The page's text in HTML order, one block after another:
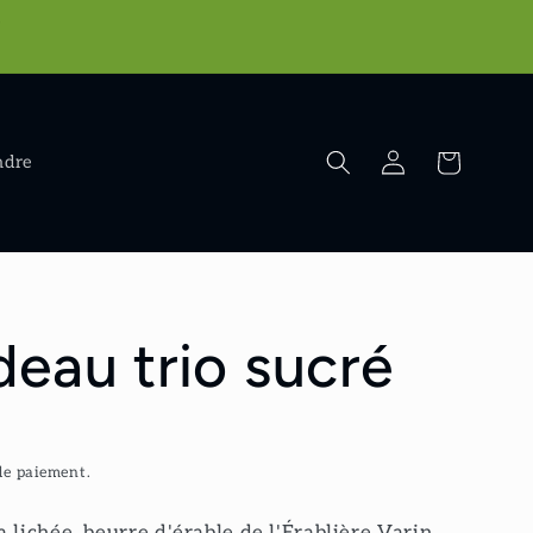
ConnexionPanier
trio sucré
paiement.